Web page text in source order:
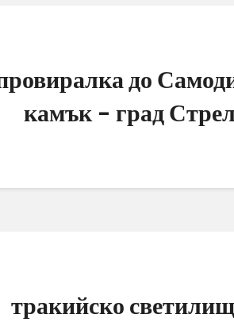
до
камък – град
тракийско